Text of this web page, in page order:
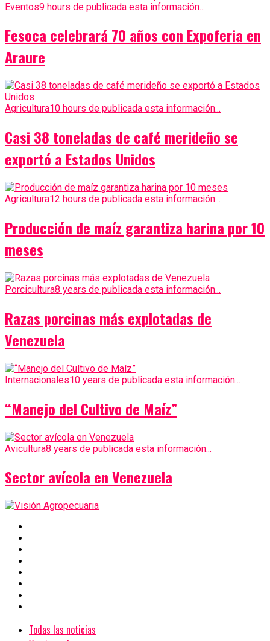
Eventos9 hours de publicada esta información...
Fesoca celebrará 70 años con Expoferia en
Araure
Agricultura10 hours de publicada esta información...
Casi 38 toneladas de café merideño se
exportó a Estados Unidos
Agricultura12 hours de publicada esta información...
Producción de maíz garantiza harina por 10
meses
Porcicultura8 years de publicada esta información...
Razas porcinas más explotadas de
Venezuela
Internacionales10 years de publicada esta información...
“Manejo del Cultivo de Maíz”
Avicultura8 years de publicada esta información...
Sector avícola en Venezuela
Todas las noticias